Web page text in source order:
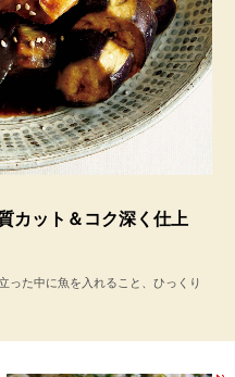
カット＆コク深く仕上
った中に魚を入れること、ひっくり